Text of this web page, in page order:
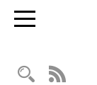
Toggle navigation